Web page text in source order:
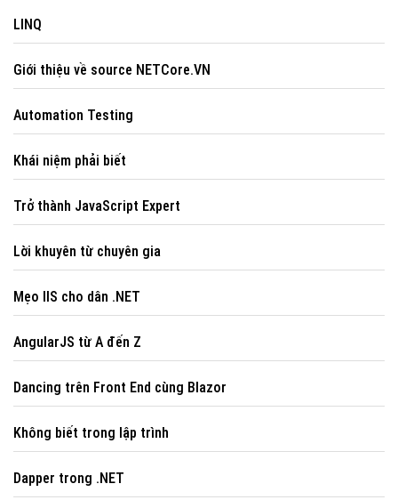
LINQ
Giới thiệu về source NETCore.VN
Automation Testing
Khái niệm phải biết
Trở thành JavaScript Expert
Lời khuyên từ chuyên gia
Mẹo IIS cho dân .NET
AngularJS từ A đến Z
Dancing trên Front End cùng Blazor
Không biết trong lập trình
Dapper trong .NET